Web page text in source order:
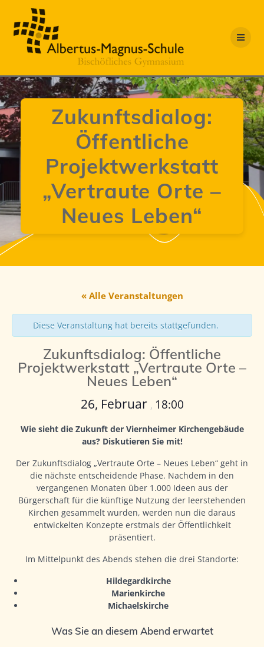
Zukunftsdialog:
Öffentliche
Projektwerkstatt
„Vertraute Orte –
Neues Leben“
« Alle Veranstaltungen
Diese Veranstaltung hat bereits stattgefunden.
Zukunftsdialog: Öffentliche
Projektwerkstatt „Vertraute Orte –
Neues Leben“
26, Februar , 18:00
Wie sieht die Zukunft der Viernheimer Kirchengebäude
aus? Diskutieren Sie mit!
Der Zukunftsdialog „Vertraute Orte – Neues Leben“ geht in
die nächste entscheidende Phase. Nachdem in den
vergangenen Monaten über 1.000 Ideen aus der
Bürgerschaft für die künftige Nutzung der leerstehenden
Kirchen gesammelt wurden, werden nun die daraus
entwickelten Konzepte erstmals der Öffentlichkeit
präsentiert.
Im Mittelpunkt des Abends stehen die drei Standorte:
Hildegardkirche
Marienkirche
Michaelskirche
Was Sie an diesem Abend erwartet